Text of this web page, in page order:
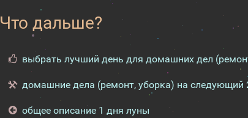
Что дальше?
выбрать лучший день для домашних дел
домашние дела (ремонт, уборка) на следующий
общее описание 1 дня луны